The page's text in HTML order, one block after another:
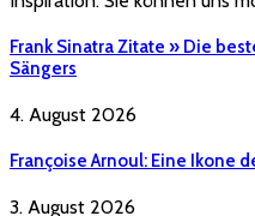
Frank Sinatra Zitate » Die
Sängers
4. August 2026
Françoise Arnoul: Eine Ikone
3. August 2026